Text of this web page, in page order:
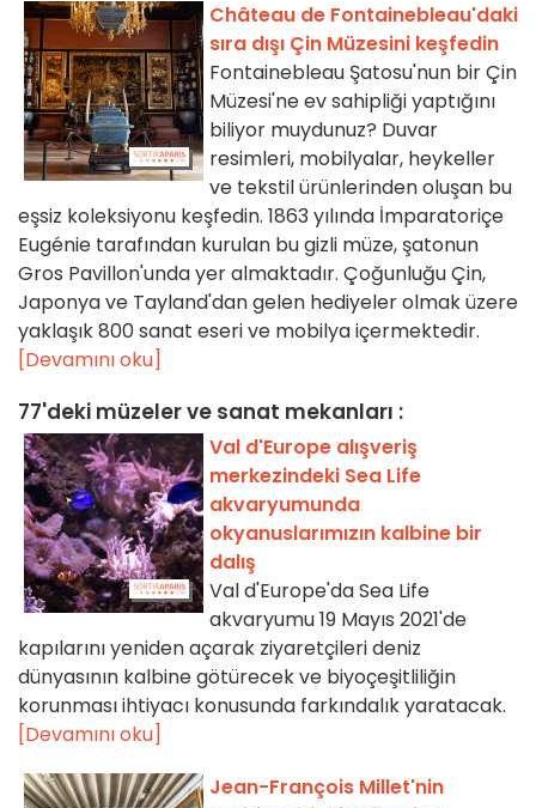
Château de Fontainebleau'daki
sıra dışı Çin Müzesini keşfedin
Fontainebleau Şatosu'nun bir Çin
Müzesi'ne ev sahipliği yaptığını
biliyor muydunuz? Duvar
resimleri, mobilyalar, heykeller
ve tekstil ürünlerinden oluşan bu
eşsiz koleksiyonu keşfedin. 1863 yılında İmparatoriçe
Eugénie tarafından kurulan bu gizli müze, şatonun
Gros Pavillon'unda yer almaktadır. Çoğunluğu Çin,
Japonya ve Tayland'dan gelen hediyeler olmak üzere
yaklaşık 800 sanat eseri ve mobilya içermektedir.
[Devamını oku]
77'deki müzeler ve sanat mekanları :
Val d'Europe alışveriş
merkezindeki Sea Life
akvaryumunda
okyanuslarımızın kalbine bir
dalış
Val d'Europe'da Sea Life
akvaryumu 19 Mayıs 2021'de
kapılarını yeniden açarak ziyaretçileri deniz
dünyasının kalbine götürecek ve biyoçeşitliliğin
korunması ihtiyacı konusunda farkındalık yaratacak.
[Devamını oku]
Jean-François Millet'nin